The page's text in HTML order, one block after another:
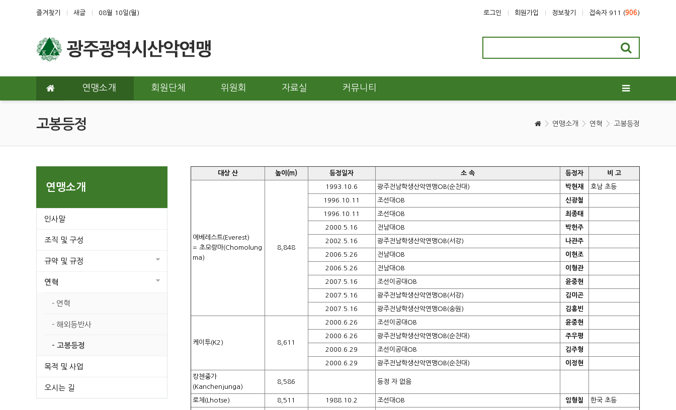
상단 네비즐겨찾기 새글 08월 10일(월) 로그인 회원가입 정보찾기 접속자 911 (906)
메인 메뉴 연맹소개 회원단체 위원회 자료실 커뮤니티
고봉등정 연맹소개 연혁 고봉등정
대상 산 높이(m) 등정일자 소 속 등정자 비 고
에베레스트(Everest)
= 초모랑마(Chomolung
ma)
8,848
1993.10.6 광주전남학생산악연맹OB(순천대) 박현재 호남 초등
1996.10.11 조선대OB 신광철
1996.10.11 조선대OB 최종태
2000.5.16 전남대OB 박헌주
2002.5.16 광주전남학생산악연맹OB(서강) 나관주
2006.5.26 전남대OB 이현조
2006.5.26 전남대OB 이형관
2007.5.16 조선이공대OB 윤중현
2007.5.16 광주전남학생산악연맹OB(서강) 김미곤
2007.5.16 광주전남학생산악연맹OB(송원) 김홍빈
케이투(K2) 8,611
2000.6.26 조선이공대OB 윤중현
2000.6.26 광주전남학생산악연맹OB(순천대) 주우평
2000.6.29 조선이공대OB 김주형
2000.6.29 광주전남학생산악연맹OB(순천대) 이정현
캉첸중가
(Kanchenjunga)
8,586 등정 자 없음
로체(Lhotse) 8,511 1988.10.2 조선대OB 임형칠 한국 초등
연맹소개
인사말
조직 및 구성
규약 및 규정
연혁
- 연혁
- 해외등반사
- 고봉등정
목적 및 사업
오시는 길